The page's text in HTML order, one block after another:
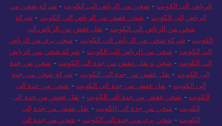
الرياض الى الكويت - شحن من الرياض الى الكويت - شركة شحن من
الرياض إلى الكويت - شحن عفش من الرياض الي الكويت - شركة
شحن من الرياض الي الكويت - نقل عفش من الرياض الى
الكويت - شركة شحن من الرياض الي الكويت - شحن بري من الرياض
الي الكويت - شحن من الرياض الى الكويت - شركة شحن من الرياض
الي الكويت - شحن و نقل عفش من جدة الى الكويت - شحن من جدة
الى الكويت - نقل عفش من جدة الى الكويت - شركة شحن من جدة
إلى الكويت - نقل عفش من جدة الى الكويت - شحن من جدة الى
الكويت - شحن عفش من جدة الي الكويت - نقل عفش من جدة الى
الكويت - شحن من جدة الى الكويت - نقل عفش من جدة إلى
الكويت - شحن بري من جدة الي الكويت - شحن من جدة الي